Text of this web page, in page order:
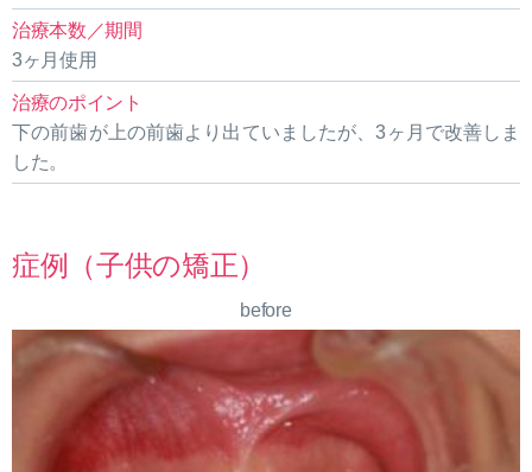
治療本数／期間
3ヶ月使用
治療のポイント
下の前歯が上の前歯より出ていましたが、3ヶ月で改善しま
した。
症例（子供の矯正）
before